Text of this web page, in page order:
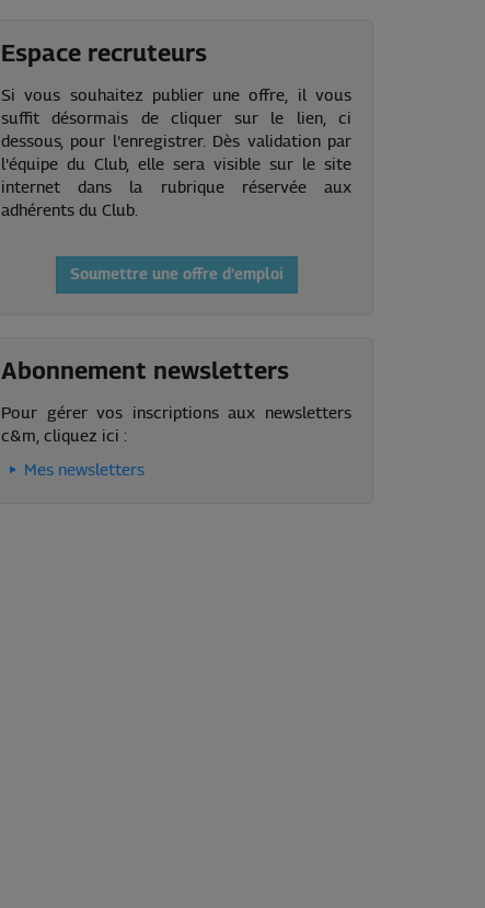
Espace recruteurs
Si vous souhaitez publier une offre, il vous
suffit désormais de cliquer sur le lien, ci
dessous, pour l'enregistrer. Dès validation par
l'équipe du Club, elle sera visible sur le site
internet dans la rubrique réservée aux
adhérents du Club.
Soumettre une offre d'emploi
Abonnement newsletters
Pour gérer vos inscriptions aux newsletters
c&m, cliquez ici :
Mes newsletters